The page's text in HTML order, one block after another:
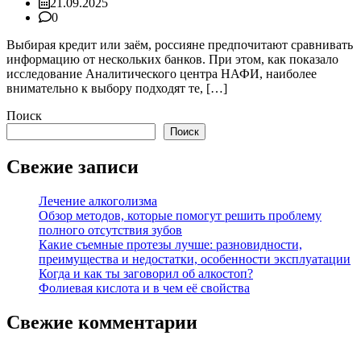
21.09.2025
0
Выбирая кредит или заём, россияне предпочитают сравнивать
информацию от нескольких банков. При этом, как показало
исследование Аналитического центра НАФИ, наиболее
внимательно к выбору подходят те, […]
Поиск
Поиск
Свежие записи
Лечение алкоголизма
Обзор методов, которые помогут решить проблему
полного отсутствия зубов
Какие съемные протезы лучше: разновидности,
преимущества и недостатки, особенности эксплуатации
Когда и как ты заговорил об алкостоп?
Фолиевая кислота и в чем её свойства
Свежие комментарии